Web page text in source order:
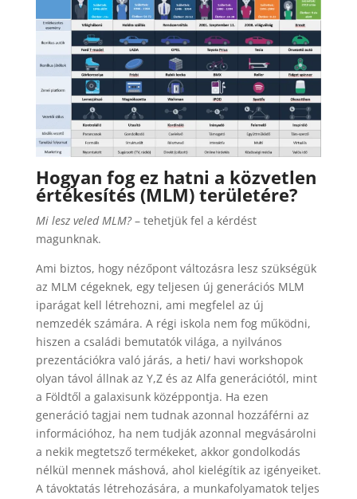
Hogyan fog ez hatni a közvetlen
értékesítés (MLM) területére?
Mi lesz veled MLM?– tehetjük fel a kérdést
magunknak.
Ami biztos, hogy nézőpont változásra lesz szükségük
az MLM cégeknek, egy teljesen új generációs MLM
iparágat kell létrehozni, ami megfelel az új
nemzedék számára. A régi iskola nem fog működni,
hiszen a családi bemutatók világa, a nyilvános
prezentációkra való járás, a heti/ havi workshopok
olyan távol állnak az Y,Z és az Alfa generációtól, mint
a Földtől a galaxisunk középpontja. Ha ezen
generáció tagjai nem tudnak azonnal hozzáférni az
információhoz, ha nem tudják azonnal megvásárolni
a nekik megtetsző termékeket, akkor gondolkodás
nélkül mennek máshová, ahol kielégítik az igényeiket.
A távoktatás létrehozására, a munkafolyamatok teljes